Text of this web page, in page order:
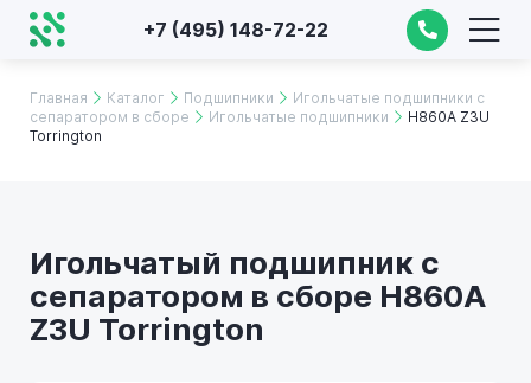
+7 (495) 148-72-22
Главная Каталог Подшипники
Игольчатые подшипники с
сепаратором в сборе
Игольчатые подшипники
H860A Z3U
Torrington
Игольчатый подшипник с
сепаратором в сборе H860A
Z3U Torrington